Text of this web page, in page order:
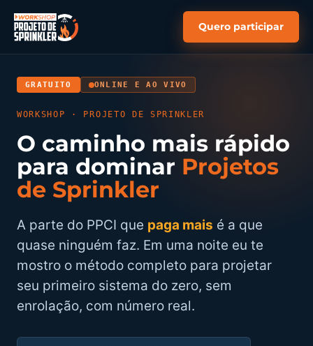
Quero participar
GRATUITO ONLINE E AO VIVO
WORKSHOP · PROJETO DE SPRINKLER
O caminho mais rápido
para dominar Projetos
de Sprinkler
A parte do PPCI que paga mais é a que
quase ninguém faz. Em uma noite eu te
mostro o método completo para projetar
seu primeiro sistema do zero, sem
enrolação, com número real.